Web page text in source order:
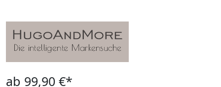
ab 99,90 €*